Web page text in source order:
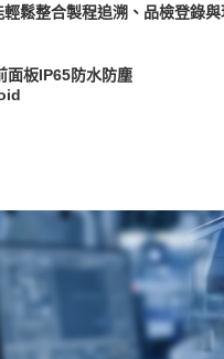
鬆整合製程追溯、品檢登錄與
面板IP65防水防塵